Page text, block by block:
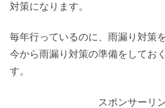
対策になります。
毎年行っているのに、雨漏り対策
今から雨漏り対策の準備をしてお
す。
スポンサーリ